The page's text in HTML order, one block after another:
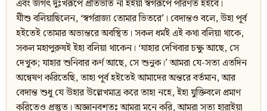
এবং জগৎ দুঃখরূপে প্রতিভাত না হইয়া স্বর্গরূপে পরিণত হইবে।
যীশু বলিয়াছিলেন, ‘স্বর্গরাজ্য তোমার ভিতরে’। বেদান্তও বলে, উহা পূর্ব
হইতেই তোমার অভ্যন্তরে অবস্থিত। সকল ধর্মই এই কথা বলিয়া থাকে,
সকল মহাপুরুষই ইহা বলিয়া থাকেন। ‘যাহার দেখিবার চক্ষু আছে, সে
দেখুক; যাহার শুনিবার কর্ণ আছে, সে শুনুক।’ আমরা যে-সত্য এতদিন
অন্বেষণ করিতেছি, তাহা পূর্ব হইতেই আমাদের অন্তরে বর্তমান, আর
বেদান্ত শুধু যে উহার উল্লেখমাত্র করে তাহা নহে, ইহা যুক্তিবলে প্রমাণ
করিতেও প্রস্তুত। অজ্ঞানবশতঃ আমরা মনে করি, আমরা সত্য হারাইয়া